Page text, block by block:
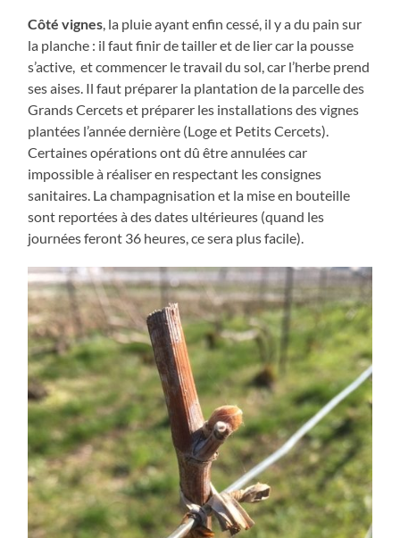
Côté vignes , la pluie ayant enfin cessé, il y a du pain sur
la planche : il faut finir de tailler et de lier car la pousse
s’active, et commencer le travail du sol, car l’herbe prend
ses aises. Il faut préparer la plantation de la parcelle des
Grands Cercets et préparer les installations des vignes
plantées l’année dernière (Loge et Petits Cercets).
Certaines opérations ont dû être annulées car
impossible à réaliser en respectant les consignes
sanitaires. La champagnisation et la mise en bouteille
sont reportées à des dates ultérieures (quand les
journées feront 36 heures, ce sera plus facile).